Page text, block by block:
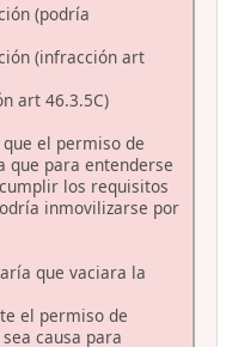
(podría
(infracción art
art 46.3.5C)
el permiso de
que para entenderse
los requisitos
inmovilizarse por
que vaciara la
el permiso de
causa para